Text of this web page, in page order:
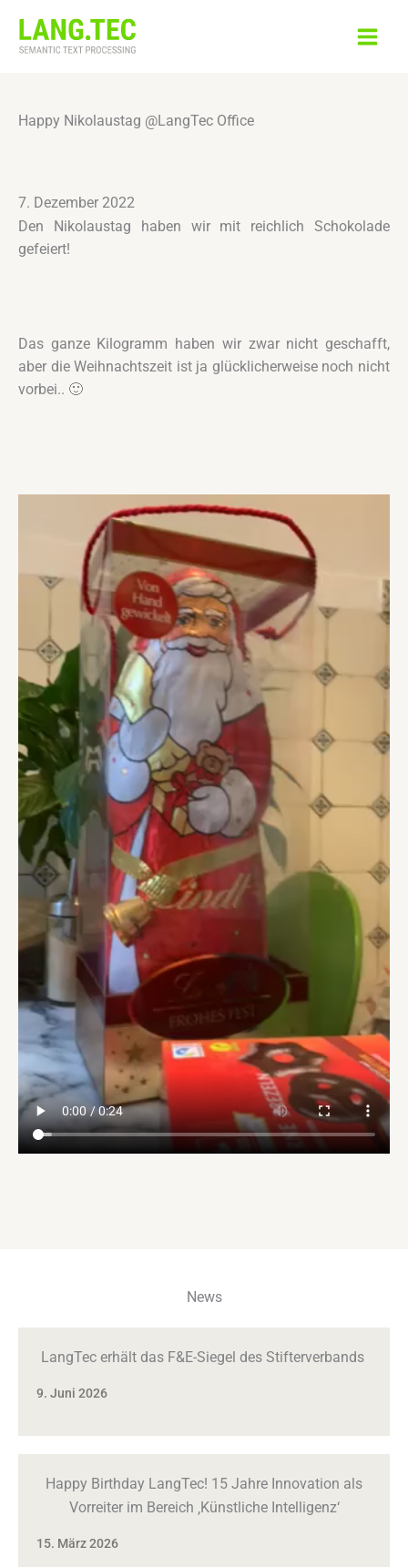
Inhalt
springen
Happy Nikolaustag @LangTec Office
7. Dezember 2022
Den Nikolaustag haben wir mit reichlich Schokolade
gefeiert!
Das ganze Kilogramm haben wir zwar nicht geschafft,
aber die Weihnachtszeit ist ja glücklicherweise noch nicht
vorbei.. 🙂
News
LangTec erhält das F&E-Siegel des Stifterverbands
9. Juni 2026
Happy Birthday LangTec! 15 Jahre Innovation als
Vorreiter im Bereich ‚Künstliche Intelligenz‘
15. März 2026